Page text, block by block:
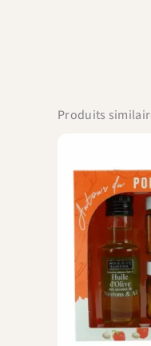
Produits